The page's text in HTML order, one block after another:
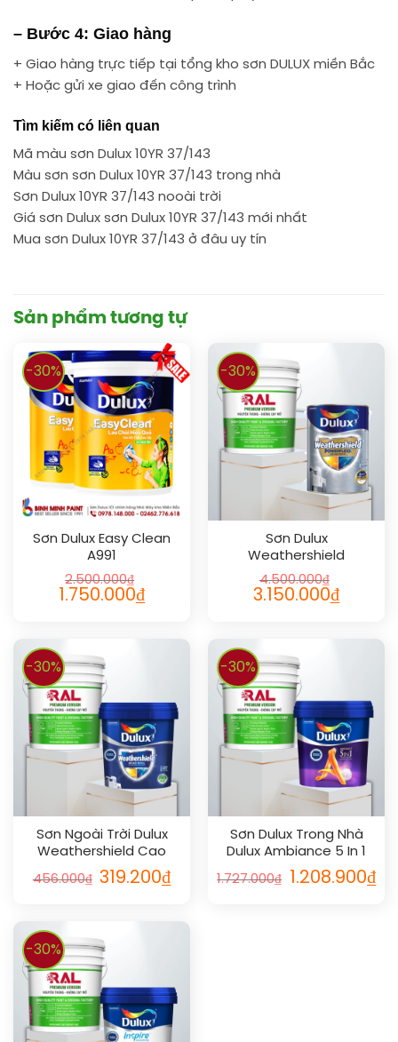
– Bước 4: Giao hàng
+ Giao hàng trực tiếp tại tổng kho sơn DULUX miền Bắc
+ Hoặc gửi xe giao đến công trình
Tìm kiếm có liên quan
Mã màu sơn Dulux 10YR 37/143
Màu sơn sơn Dulux 10YR 37/143 trong nhà
Sơn Dulux 10YR 37/143 nooài trời
Giá sơn Dulux sơn Dulux 10YR 37/143 mới nhất
Mua sơn Dulux 10YR 37/143 ở đâu uy tín
Sản phẩm tương tự
-30%
Sơn Dulux Easy Clean
A991
2.500.000₫
1.750.000₫
-30%
Sơn Dulux
Weathershield
Powerflexx Flexx Pro
4.500.000₫
3.150.000₫
-30%
Sơn Ngoài Trời Dulux
Weathershield Cao
Cấp Mờ 1L
456.000₫ 319.200₫
-30%
Sơn Dulux Trong Nhà
Dulux Ambiance 5 In 1
Diamond Glow Bóng
1.727.000₫ 1.208.900₫
-30%